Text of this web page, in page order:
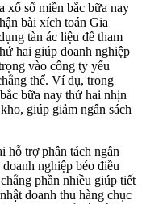
xổ số miền bắc bữa nay
bài xích toán Gia
tàn ác liệu để tham
hai giúp doanh nghiệp
vào công ty yếu
thể. Ví dụ, trong
bữa nay thứ hai nhịn
giúp giảm ngân sách
hỗ trợ phân tách ngân
nghiệp béo điều
phần nhiều giúp tiết
doanh thu hàng chục